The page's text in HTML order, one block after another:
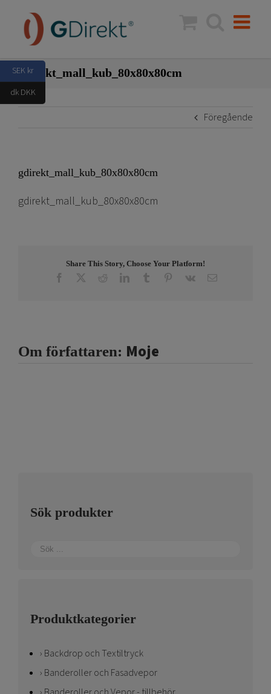
innehållet
gdirekt_mall_kub_80x80x80cm
Föregående
gdirekt_mall_kub_80x80x80cm
gdirekt_mall_kub_80x80x80cm
Share This Story, Choose Your Platform!
Facebook RedditLinkedInTumblr Pinterest
Vk E-
Om författaren: Moje
Sök produkter
Produktkategorier
Backdrop och Textiltryck
Banderoller och Fasadvepor
SEK kr
dk DKK